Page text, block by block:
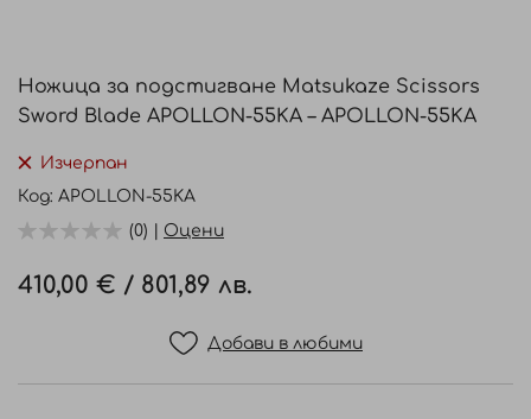
началото
на
галерия
със
Ножица за подстигване Matsukaze Scissors
Sword Blade APOLLON-55KA – APOLLON-55KA
Изчерпан
Код APOLLON-55KA
(0) | Оцени
410,00 € / 801,89 лв.
Добави в любими